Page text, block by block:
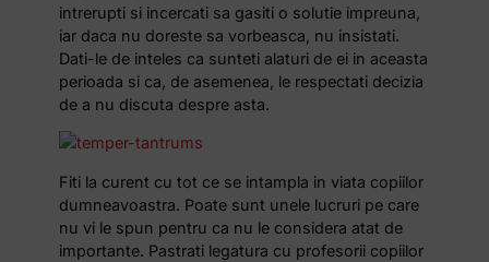
intrerupti si incercati sa gasiti o solutie impreuna,
iar daca nu doreste sa vorbeasca, nu insistati.
Dati-le de inteles ca sunteti alaturi de ei in aceasta
perioada si ca, de asemenea, le respectati decizia
de a nu discuta despre asta.
Fiti la curent cu tot ce se intampla in viata copiilor
dumneavoastra. Poate sunt unele lucruri pe care
nu vi le spun pentru ca nu le considera atat de
importante. Pastrati legatura cu profesorii copiilor